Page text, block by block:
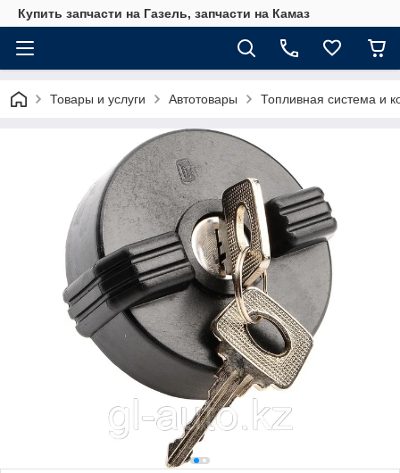
Купить запчасти на Газель, запчасти на Камаз
Товары и услуги Автотовары Топливная система и